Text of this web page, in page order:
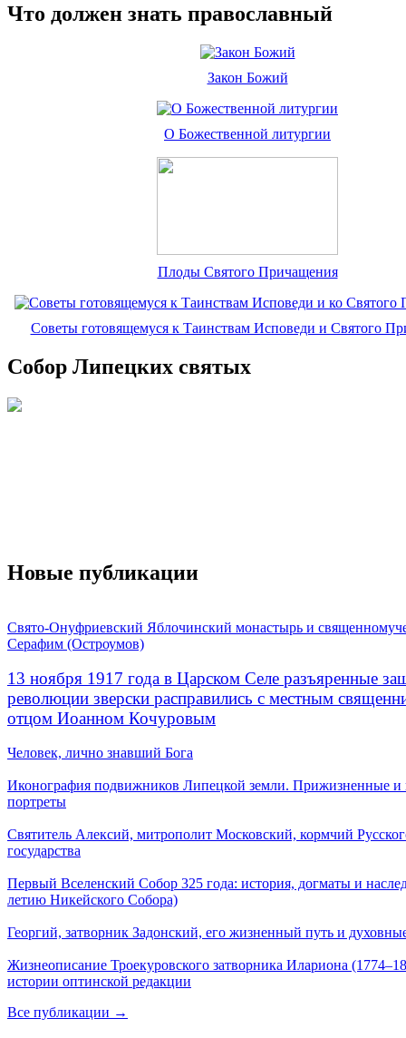
Что должен знать православный
Закон Божий
О Божественной литургии
Плоды Святого Причащения
Советы готовящемуся к Таинствам Исповеди и Святого
Собор Липецких святых
Новые публикации
Свято-Онуфриевский Яблочинский монастырь и
Серафим (Остроумов)
13 ноября 1917 года в Царском Селе разъяренные
революции зверски расправились с местным
отцом Иоанном Кочуровым
Человек, лично знавший Бога
Иконография подвижников Липецкой земли. Прижизненные и
портреты
Святитель Алексий, митрополит Московский, кормчий
государства
Первый Вселенский Собор 325 года: история, догматы и
летию Никейского Собора)
Георгий, затворник Задонский, его жизненный путь и
Жизнеописание Троекуровского затворника Илариона
истории оптинской редакции
Все публикации →